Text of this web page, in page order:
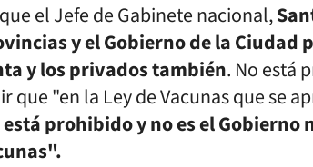
el Jefe de Gabinete nacional,
y el Gobierno de la Ciudad
y los privados también. No está
que "en la Ley de Vacunas que se
está prohibido y no es el Gobierno